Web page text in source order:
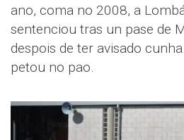
ano, coma no 2008, a
sentenciou tras un pase de
despois de ter avisado
petou no pao.